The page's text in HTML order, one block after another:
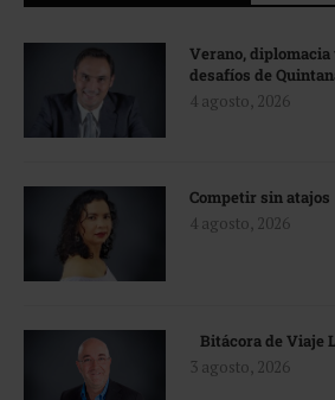
Verano,
desafíos de
4 agosto, 2026
Competir sin atajos
4 agosto, 2026
Bitácora de Viaje
3 agosto, 2026